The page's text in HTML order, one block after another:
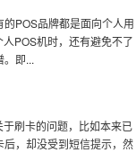
POS品牌都是面向个人用
POS机时，还有避免不了
。即...
刷卡的问题，比如本来已
，却没受到短信提示，然